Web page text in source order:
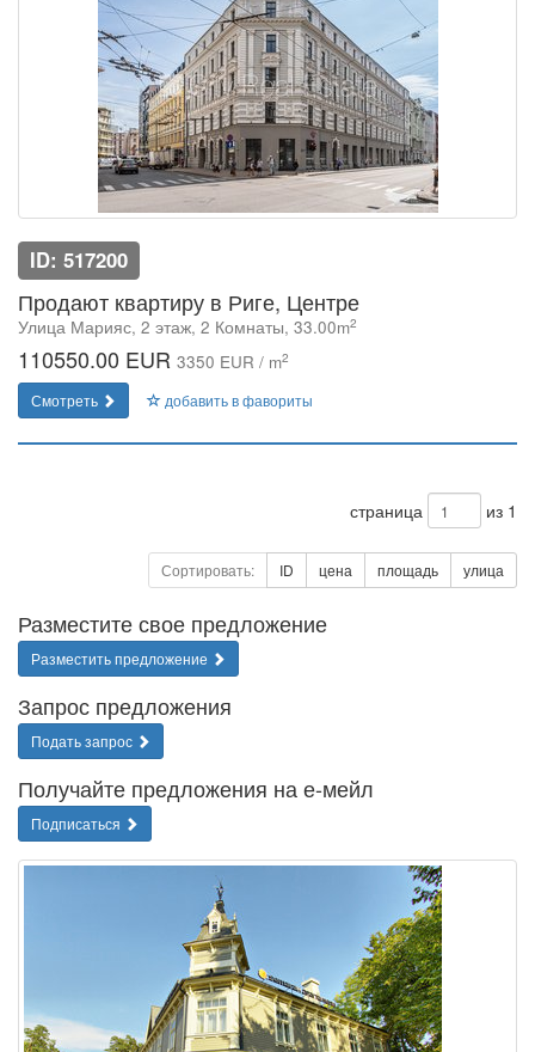
ID: 517200
Продают квартиру в Риге, Центре
Улица Марияс, 2 этаж, 2 Комнаты, 33.00m2
110550.00 EUR 3350 EUR / m2
Смотреть добавить в фавориты
страница из 1
Сортировать: ID цена площадь улица
Разместите свое предложение
Разместить предложение
Запрос предложения
Подать запрос
Получайте предложения на е-мейл
Подписаться